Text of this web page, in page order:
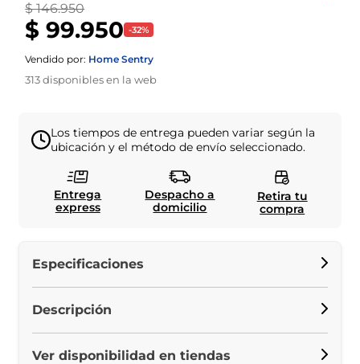
$ 146.950
$ 99.950 -32%
Vendido por: Home Sentry
313disponibles en la web
Los tiempos de entrega pueden variar según la
ubicación y el método de envío seleccionado.
Entrega
express
Despacho a
domicilio
Retira tu
compra
Especificaciones
Descripción
Ver disponibilidad en tiendas